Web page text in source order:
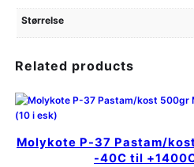
Størrelse
Related products
Molykote P-37 Pastam/
-40C til